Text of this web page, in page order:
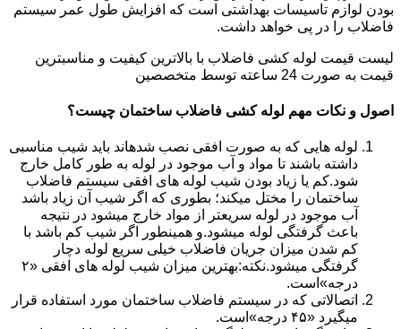
بودن لوازم تاسیسات بهداشتی است که افزایش طول عمر سیستم
فاضلاب را در پی خواهد داشت.
لیست قیمت لوله کشی فاضلاب با بالاترین کیفیت و مناسبترین
قیمت به صورت 24 ساعته توسط متخصصین
اصول و نکات مهم لوله کشی فاضلاب ساختمان چیست؟
لوله هایی که به صورت افقی نصب شدهاند باید شیب مناسبی
داشته باشند تا مواد و آب موجود در لوله به طور کامل خارج
شود.کم یا زیاد بودن شیب لوله های افقی سیستم فاضلاب
ساختمان را مختل میکند؛ بطوری که اگر شیب آن زیاد باشد
آب موجود در لوله سریعتر از مواد خارج میشود در نتیجه
باعث گرفتگی لوله میشود.و همینطور اگر شیب کم باشد با
کم شدن میزان جریان فاضلاب خیلی سریع لوله دچار
گرفتگی میشود.نکته:بهترین میزان شیب لوله های افقی «۲
درجه»است.
اتصالاتی که در سیستم فاضلاب ساختمان مورد استفاده قرار
میگیرد «۴۵ درجه»است.